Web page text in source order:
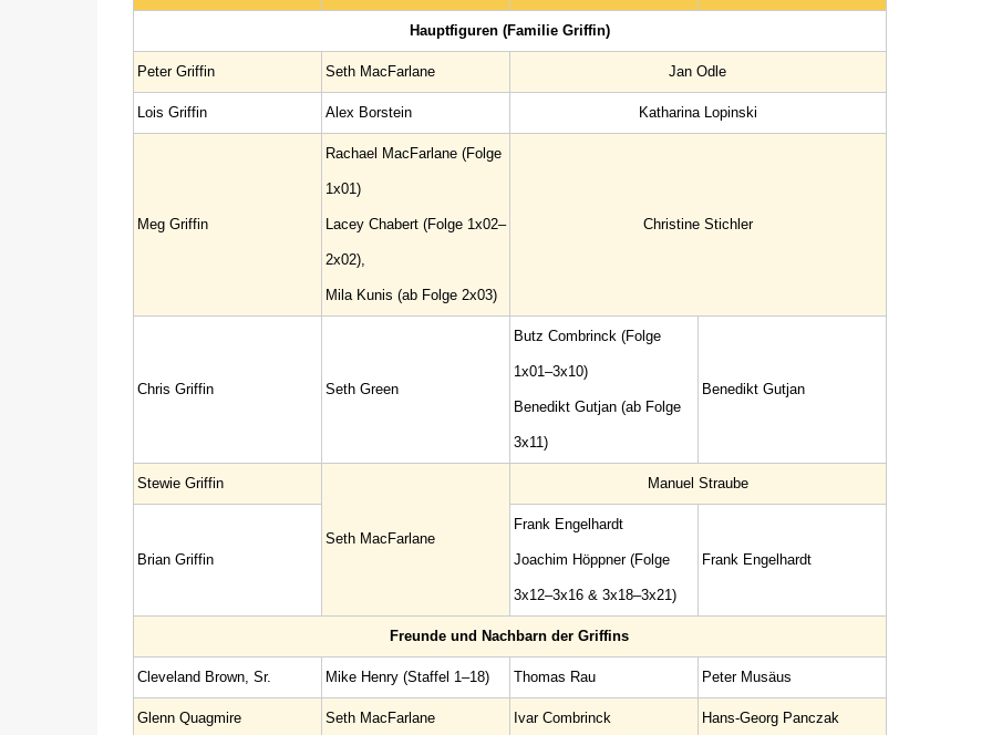
Hauptfiguren (Familie Griffin)
Peter Griffin Seth MacFarlane Jan Odle
Lois Griffin Alex Borstein Katharina Lopinski
Meg Griffin
Rachael MacFarlane (Folge
1x01)
Lacey Chabert (Folge 1x02–
2x02),
Mila Kunis (ab Folge 2x03)
Christine Stichler
Chris Griffin Seth Green
Butz Combrinck (Folge
1x01–3x10)
Benedikt Gutjan (ab Folge
3x11)
Benedikt Gutjan
Stewie Griffin
Seth MacFarlane
Manuel Straube
Brian Griffin
Frank Engelhardt
Joachim Höppner (Folge
3x12–3x16 & 3x18–3x21)
Frank Engelhardt
Freunde und Nachbarn der Griffins
Cleveland Brown, Sr. Mike Henry (Staffel 1–18) Thomas Rau Peter Musäus
Glenn Quagmire Seth MacFarlane Ivar Combrinck Hans-Georg Panczak